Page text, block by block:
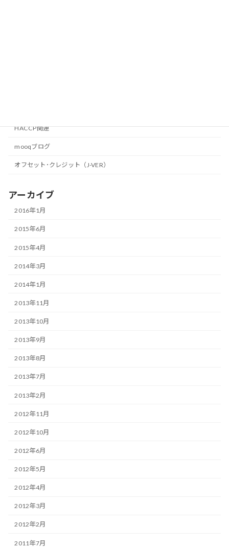
HACCP関連
mooqブログ
オフセット･クレジット（J-VER）
アーカイブ
2016年1月
2015年6月
2015年4月
2014年3月
2014年1月
2013年11月
2013年10月
2013年9月
2013年8月
2013年7月
2013年2月
2012年11月
2012年10月
2012年6月
2012年5月
2012年4月
2012年3月
2012年2月
2011年7月